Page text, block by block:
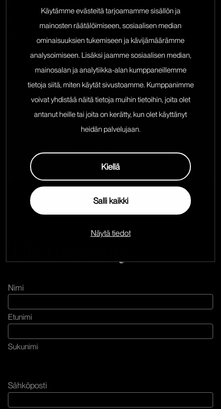
Käytämme evästeitä tarjoamamme sisällön ja
mainosten räätälöimiseen, sosiaalisen median
ominaisuuksien tukemiseen ja kävijämäärämme
analysoimiseen. Lisäksi jaamme sosiaalisen median,
mainosalan ja analytiikka-alan kumppaneillemme
tietoja siitä, miten käytät sivustoamme. Kumppanimme
voivat yhdistää näitä tietoja muihin tietoihin, joita olet
antanut heille tai joita on kerätty, kun olet käyttänyt
heidän palvelujaan.
Kiellä
Salli kaikki
Näytä tiedot
tunnustuksen saavuttamisessa. Jatkamme työtä
tarjotaksemme ensiluokkaisia verkkopalveluita ja
digitaalisia ratkaisuja myös tulevaisuudessa.
Nimi
Etunimi
Sukunimi
Sähköposti